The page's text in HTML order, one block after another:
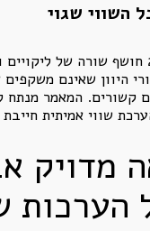
השווי שגוי
דוח רשות ניירות ערך מיוני
היוון שאינם
קשורים. המאמר
שווי אמיתית
מדויק
הערכות